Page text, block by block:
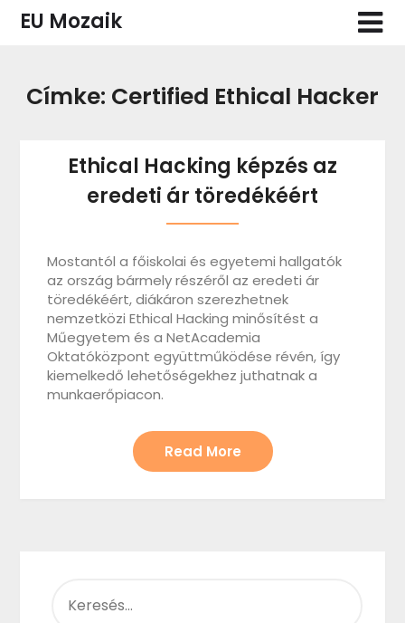
SkipEU Mozaik
Címke: Certified Ethical Hacker
Ethical Hacking képzés az
eredeti ár töredékéért
Mostantól a főiskolai és egyetemi hallgatók
az ország bármely részéről az eredeti ár
töredékéért, diákáron szerezhetnek
nemzetközi Ethical Hacking minősítést a
Műegyetem és a NetAcademia
Oktatóközpont együttműködése révén, így
kiemelkedő lehetőségekhez juthatnak a
munkaerőpiacon.
Read More